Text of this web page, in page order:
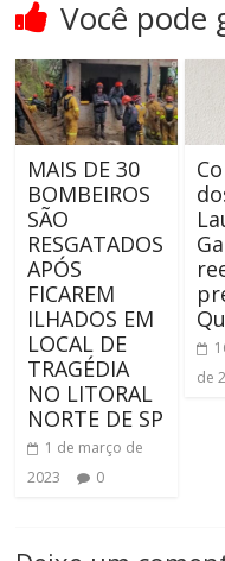
Você pode
MAIS DE 30
BOMBEIROS
SÃO
RESGATADOS
APÓS
FICAREM
ILHADOS EM
LOCAL DE
TRAGÉDIA
NO LITORAL
NORTE DE SP
1 de março de
2023
0
de